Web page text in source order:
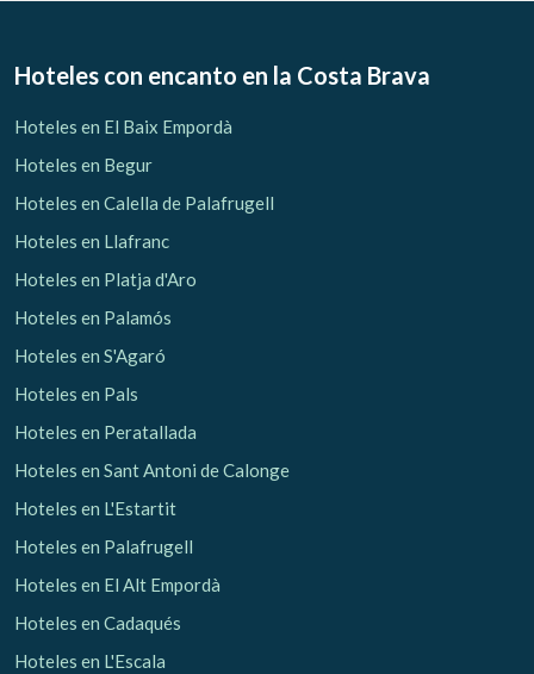
Gestionar mi reserva
Hoteles con encanto en la Costa Brava
Hoteles en El Baix Empordà
Hoteles en Begur
Hoteles en Calella de Palafrugell
Hoteles en Llafranc
Hoteles en Platja d'Aro
Hoteles en Palamós
Hoteles en S'Agaró
Hoteles en Pals
Hoteles en Peratallada
Hoteles en Sant Antoni de Calonge
Hoteles en L'Estartit
Hoteles en Palafrugell
Hoteles en El Alt Empordà
Hoteles en Cadaqués
Hoteles en L'Escala